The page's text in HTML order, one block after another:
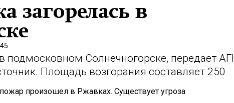
загорелась в
подмосковном Солнечногорске, передает
Площадь возгорания составляет 250
произошел в Ржавках. Существует угроза